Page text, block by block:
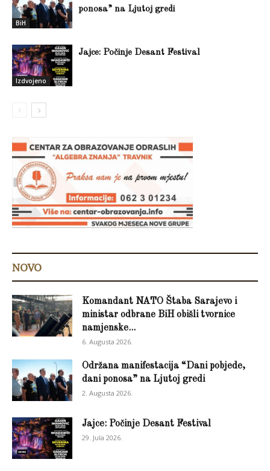
BiH
ponosa” na Ljutoj gredi
Izdvojeno
Jajce: Počinje Desant Festival
NOVO
Komandant NATO Štaba Sarajevo i
ministar odbrane BiH obišli tvornice
namjenske...
6. Augusta 2026.
Održana manifestacija “Dani pobjede,
dani ponosa” na Ljutoj gredi
2. Augusta 2026.
Jajce: Počinje Desant Festival
29. Jula 2026.